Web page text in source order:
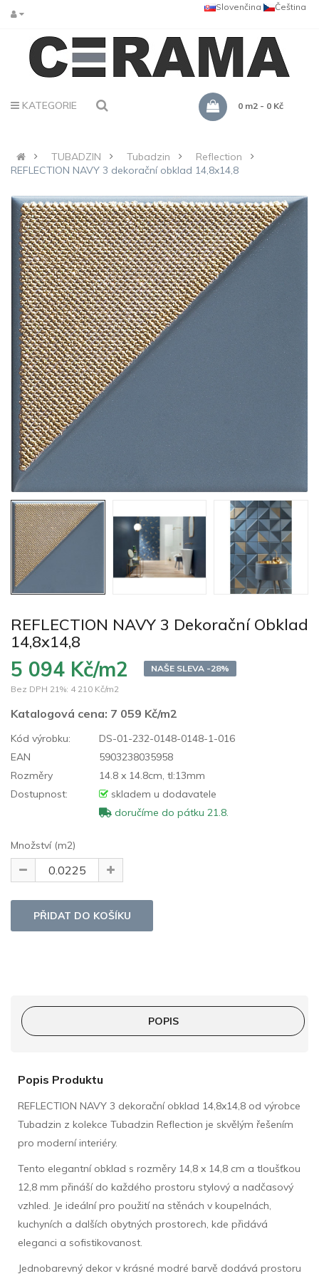
Čeština
Slovenčina
KATEGORIE 0 m2 - 0 Kč
TUBADZIN Tubadzin
Reflection
REFLECTION NAVY 3 dekorační obklad 14,8x14,8
REFLECTION NAVY 3 Dekorační Obklad
14,8x14,8
5 094 Kč/m2
NAŠE SLEVA -28%
Bez DPH 21%: 4 210 Kč/m2
Katalogová cena: 7 059 Kč/m2
Kód výrobku:
DS-01-232-0148-0148-1-016
EAN
5903238035958
Rozměry
14.8 x 14.8cm, tl:13mm
Dostupnost:
skladem u dodavatele
doručíme do pátku 21.8.
Množství (m2)
POPIS
Popis Produktu
REFLECTION NAVY 3 dekorační obklad 14,8x14,8 od výrobce
Tubadzin z kolekce Tubadzin Reflection je skvělým řešením
pro moderní interiéry.
Tento elegantní obklad s rozměry 14,8 x 14,8 cm a tloušťkou
12,8 mm přináší do každého prostoru stylový a nadčasový
vzhled. Je ideální pro použití na stěnách v koupelnách,
kuchyních a dalších obytných prostorech, kde přidává
eleganci a sofistikovanost.
Jednobarevný dekor v krásné modré barvě dodává prostoru